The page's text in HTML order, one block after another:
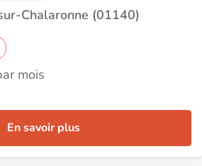
Chalaronne (01140)
mois
En savoir plus